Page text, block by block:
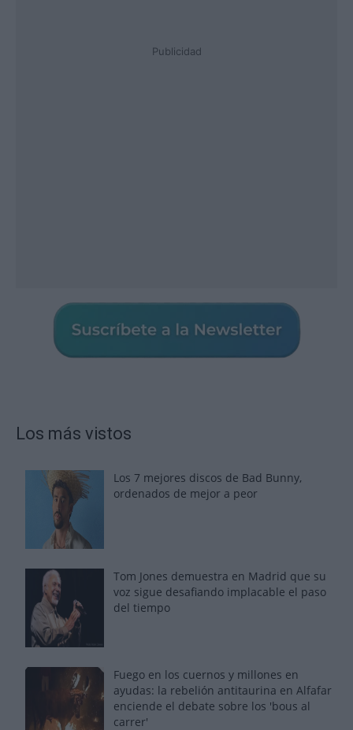
Publicidad
Los más vistos
Los 7 mejores discos de Bad Bunny,
ordenados de mejor a peor
Tom Jones demuestra en Madrid que su
voz sigue desafiando implacable el paso
del tiempo
Fuego en los cuernos y millones en
ayudas: la rebelión antitaurina en Alfafar
enciende el debate sobre los 'bous al
carrer'